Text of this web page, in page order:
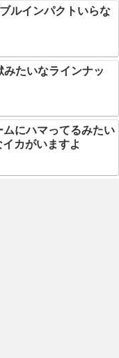
ルインパクトいらな
みたいなラインナッ
ムにハマってるみたい
カがいますよ